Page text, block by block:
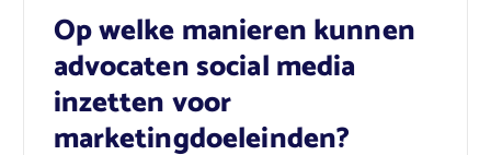
Op welke manieren kunnen
advocaten social media
inzetten voor
marketingdoeleinden?